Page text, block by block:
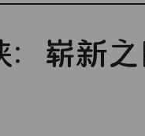
：崭新之